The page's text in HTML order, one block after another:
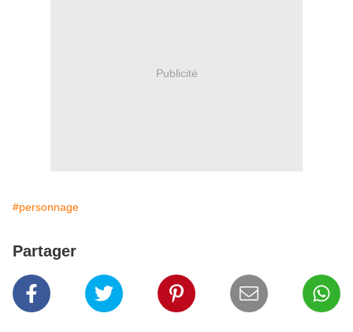
Publicité
#personnage
Partager